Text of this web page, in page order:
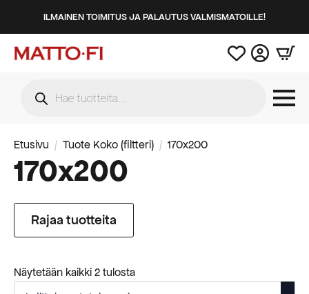
ILMAINEN TOIMITUS JA PALAUTUS VALMISMATOILLE!
search
Etusivu Tuote Koko (filtteri) 170x200
170x200
Rajaa tuotteita
Näytetään kaikki 2 tulostaSuosituimmat